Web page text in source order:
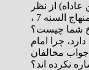
از نظر
تمام آگاهان به حديث دروغ است» (منهاج السنه 7 ،
دارد، چرا امام
جواب مخالفان
نکرده اند؟